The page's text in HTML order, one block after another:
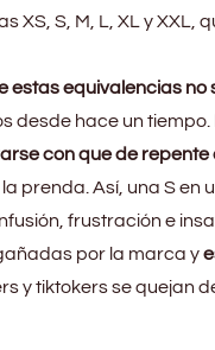
S, M, L, XL y XXL,
estas equivalencias no
desde hace un tiempo.
con que de repente
prenda. Así, una S en
frustración e
por la marca y
y tiktokers se quejan